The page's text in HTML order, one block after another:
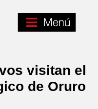
visitan el
de Oruro